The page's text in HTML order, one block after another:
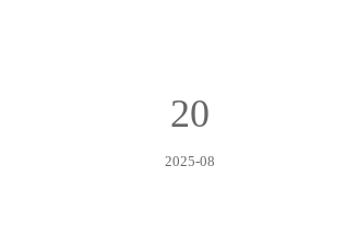
20
2025-08